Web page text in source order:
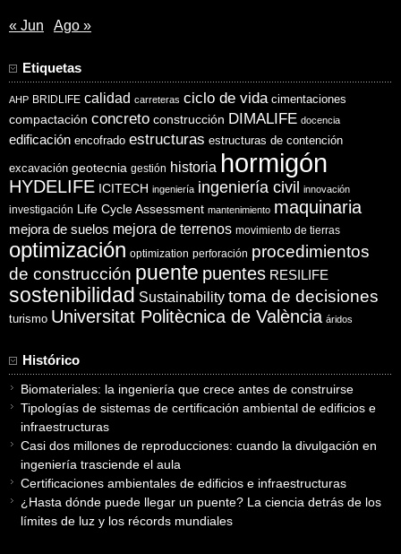
« Jun Ago »
Etiquetas
AHP BRIDLIFE calidad carreteras ciclo de vida cimentaciones
compactación concreto construcción DIMALIFE docencia
edificación encofrado estructuras estructuras de contención
excavación geotecnia gestión historia hormigón
HYDELIFE ICITECH ingeniería ingeniería civil innovación
investigación Life Cycle Assessment mantenimiento maquinaria
mejora de suelos mejora de terrenos movimiento de tierras
optimización optimization perforación procedimientos
de construcción puente puentes RESILIFE
sostenibilidad Sustainability toma de decisiones
turismo Universitat Politècnica de València áridos
Histórico
Biomateriales: la ingeniería que crece antes de construirse
Tipologías de sistemas de certificación ambiental de edificios e
infraestructuras
Casi dos millones de reproducciones: cuando la divulgación en
ingeniería trasciende el aula
Certificaciones ambientales de edificios e infraestructuras
¿Hasta dónde puede llegar un puente? La ciencia detrás de los
límites de luz y los récords mundiales